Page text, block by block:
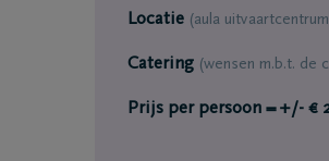
Locatie (aula
Catering (wensen m.b.t. de
Prijs per persoon = +/- €